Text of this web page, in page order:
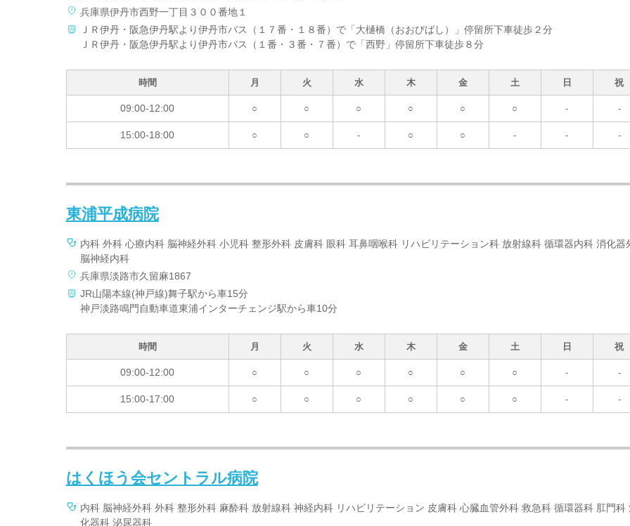
兵庫県伊丹市西野一丁目３００番地１
ＪＲ伊丹・阪急伊丹駅より伊丹市バス（１７番・１８番）で「大樋橋（おおびばし）」停留所下車徒歩２分
ＪＲ伊丹・阪急伊丹駅より伊丹市バス（１番・３番・７番）で「西野」停留所下車徒歩８分
時間 月 火 水 木 金 土 日 祝
09:00-12:00 ○ ○ ○ ○ ○ ○ - -
15:00-18:00 ○ ○ - ○ ○ - - -
東浦平成病院
内科 外科 心療内科 脳神経外科 小児科 整形外科 皮膚科 眼科 耳鼻咽喉科 リハビリテーション科 放射線科 循環器内科 消化器
脳神経内科
兵庫県淡路市久留麻1867
JR山陽本線(神戸線)舞子駅から車15分
神戸淡路鳴門自動車道東浦インターチェンジ駅から車10分
時間 月 火 水 木 金 土 日 祝
09:00-12:00 ○ ○ ○ ○ ○ ○ - -
15:00-17:00 ○ ○ ○ ○ ○ ○ - -
はくほう会セントラル病院
内科 脳神経外科 外科 整形外科 麻酔科 放射線科 神経内科 リハビリテーション 皮膚科 心臓血管外科 救急科 循環器科 肛門科
化器科 泌尿器科